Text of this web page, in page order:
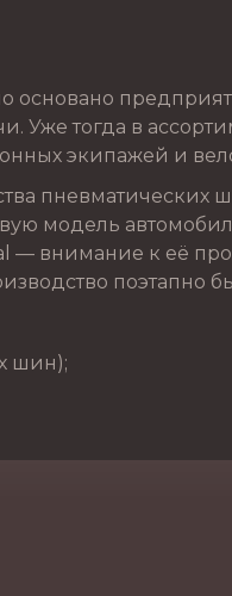
основано
Уже тогда в
экипажей и
пневматических
модель
— внимание к её
поэтапно
шин);